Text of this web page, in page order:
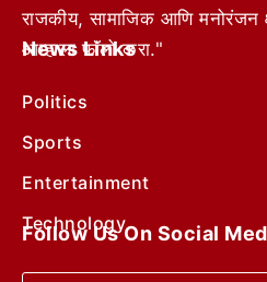
राजकीय, सामाजिक आणि मनोरंजन
आम्हाला फॉलो करा."
News Links
Politics
Sports
Entertainment
Technology
Follow Us On Social